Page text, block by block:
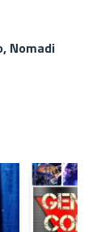
Nomadi